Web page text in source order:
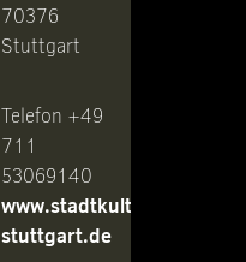
70376
Stuttgart
Telefon +49
711
53069140
www.stadtkultur-
stuttgart.de